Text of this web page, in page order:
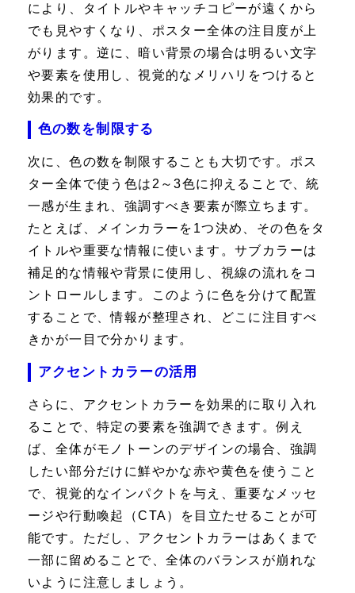
により、タイトルやキャッチコピーが遠くから
でも見やすくなり、ポスター全体の注目度が上
がります。逆に、暗い背景の場合は明るい文字
や要素を使用し、視覚的なメリハリをつけると
効果的です。
色の数を制限する
次に、色の数を制限することも大切です。ポス
ター全体で使う色は2～3色に抑えることで、統
一感が生まれ、強調すべき要素が際立ちます。
たとえば、メインカラーを1つ決め、その色をタ
イトルや重要な情報に使います。サブカラーは
補足的な情報や背景に使用し、視線の流れをコ
ントロールします。このように色を分けて配置
することで、情報が整理され、どこに注目すべ
きかが一目で分かります。
アクセントカラーの活用
さらに、アクセントカラーを効果的に取り入れ
ることで、特定の要素を強調できます。例え
ば、全体がモノトーンのデザインの場合、強調
したい部分だけに鮮やかな赤や黄色を使うこと
で、視覚的なインパクトを与え、重要なメッセ
ージや行動喚起（CTA）を目立たせることが可
能です。ただし、アクセントカラーはあくまで
一部に留めることで、全体のバランスが崩れな
いように注意しましょう。